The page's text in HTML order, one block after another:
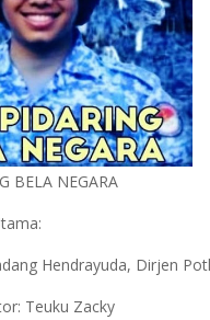
BELA NEGARA
Hendrayuda, Dirjen
Teuku Zacky